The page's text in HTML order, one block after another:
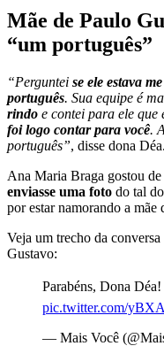
Mãe de Paulo
“um português”
“Perguntei se ele estava
português. Sua equipe é
rindo e contei para ele que
foi logo contar para você.
português”, disse dona Déa.
Ana Maria Braga gostou
enviasse uma foto do tal
por estar namorando a mãe
Veja um trecho da
Gustavo:
Parabéns, Dona
pic.twitter.com/
— Mais Você